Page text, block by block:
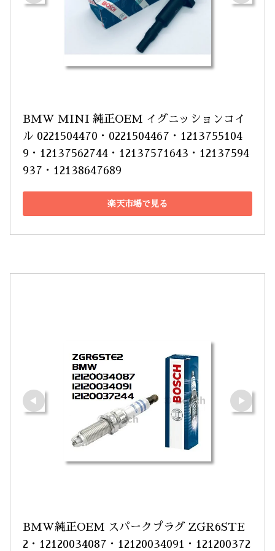
BMW MINI 純正OEM イグニッションコイ
ル 0221504470・0221504467・1213755104
9・12137562744・12137571643・12137594
937・12138647689
楽天市場で見る
BMW純正OEM スパークプラグ ZGR6STE
2・12120034087・12120034091・121200372